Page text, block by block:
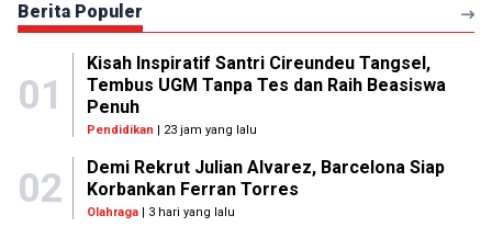
Berita Populer
01
Kisah Inspiratif Santri Cireundeu Tangsel,
Tembus UGM Tanpa Tes dan Raih Beasiswa
Penuh
Pendidikan | 23 jam yang lalu
02
Demi Rekrut Julian Alvarez, Barcelona Siap
Korbankan Ferran Torres
Olahraga| 3 hari yang lalu